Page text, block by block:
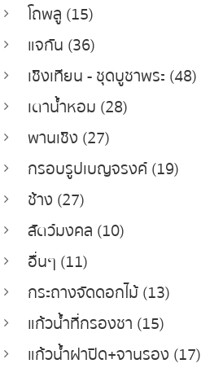
โถพลู (15)
แจกัน (36)
เชิงเทียน - ชุดบูชาพระ (48)
เตาน้ำหอม (28)
พานเชิง (27)
กรอบรูปเบญจรงค์ (19)
ช้าง (27)
สัตว์มงคล (10)
อื่นๆ (11)
กระถางจัดดอกไม้ (13)
แก้วน้ำที่กรองชา (15)
แก้วน้ำฝาปิด+จานรอง (17)